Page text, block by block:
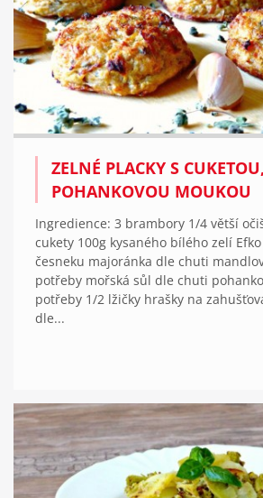
ZELNÉ PLACKY S
POHANKOVOU MOUKOU
Ingredience: 3 brambory 1/4 větší
cukety 100g kysaného bílého zelí
česneku majoránka dle chuti
potřeby mořská sůl dle chuti
potřeby 1/2 lžičky hrašky na
dle...